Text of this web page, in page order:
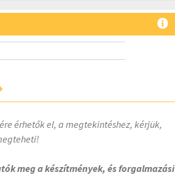
érhetők el, a megtekintéshez, kérjük,
meg a készítmények, és forgalmazási